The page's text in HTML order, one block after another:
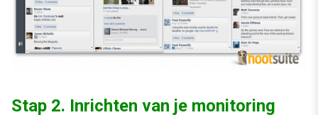
Stap 2. Inrichten van je monitoring